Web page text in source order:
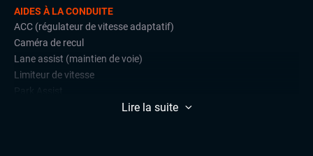
AIDES À LA CONDUITE
ACC (régulateur de vitesse adaptatif)
Caméra de recul
Lane assist (maintien de voie)
Limiteur de vitesse
Park Assist
Radars de stationnement avant et arrière
Lire la suite